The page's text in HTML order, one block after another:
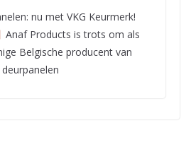
nu met VKG Keurmerk!
Anaf Products is trots om als
Belgische producent van